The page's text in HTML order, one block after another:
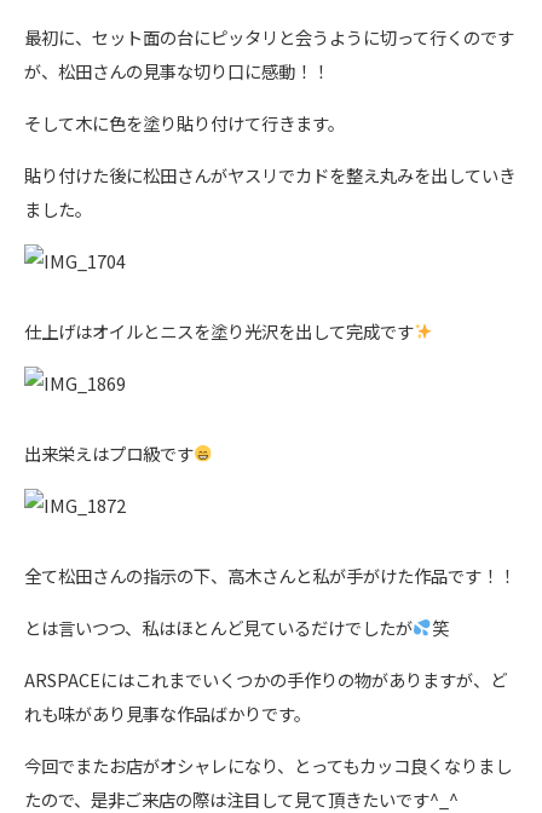
最初に、セット面の台にピッタリと会うように切って行くのです
が、松田さんの見事な切り口に感動！！
そして木に色を塗り貼り付けて行きます。
貼り付けた後に松田さんがヤスリでカドを整え丸みを出していき
ました。
仕上げはオイルとニスを塗り光沢を出して完成です
出来栄えはプロ級です
全て松田さんの指示の下、高木さんと私が手がけた作品です！！
とは言いつつ、私はほとんど見ているだけでしたが 笑
ARSPACEにはこれまでいくつかの手作りの物がありますが、ど
れも味があり見事な作品ばかりです。
今回でまたお店がオシャレになり、とってもカッコ良くなりまし
たので、是非ご来店の際は注目して見て頂きたいです^_^